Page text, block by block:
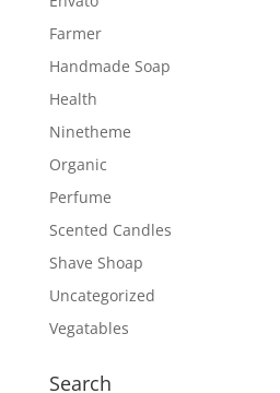
Farmer
Handmade Soap
Health
Ninetheme
Organic
Perfume
Scented Candles
Shave Shoap
Uncategorized
Vegatables
Search